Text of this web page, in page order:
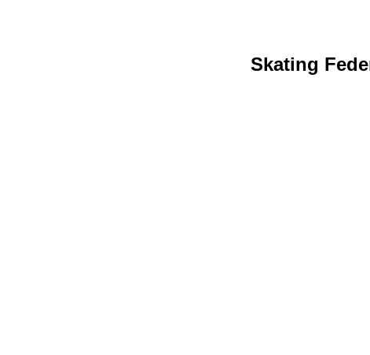
Skating